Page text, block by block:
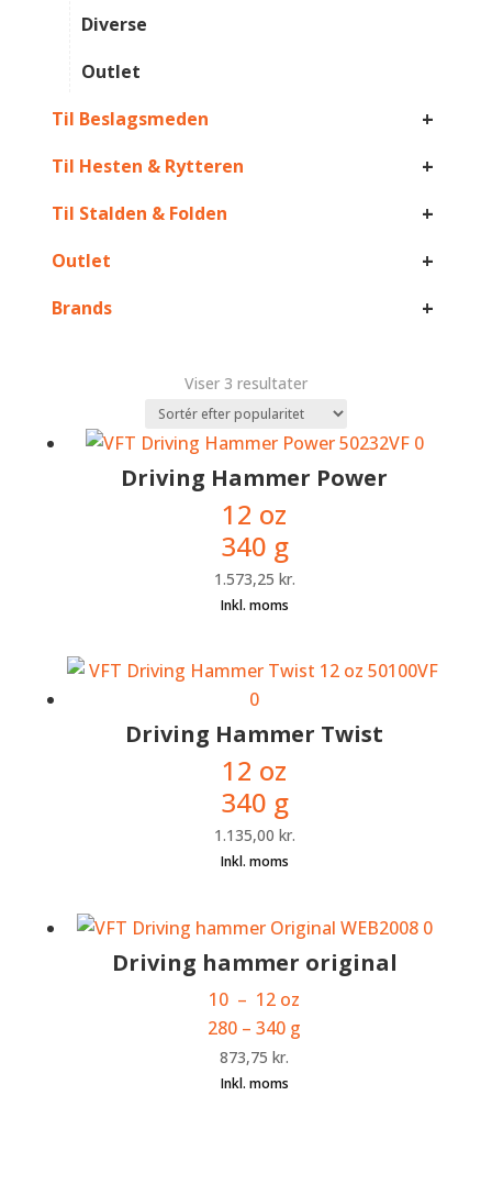
Diverse
Outlet
Til Beslagsmeden
+
Til Hesten & Rytteren +
Til Stalden & Folden +
Outlet +
Brands +
Viser 3 resultaterSorteret
efter
popularitet
Driving Hammer Power
12 oz
340 g
1.573,25 kr.
Driving Hammer Twist
12 oz
340 g
1.135,00 kr.
Driving hammer original
10 – 12 oz
280 – 340 g
873,75kr.